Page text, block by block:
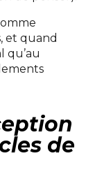
et quand
qu’au
de